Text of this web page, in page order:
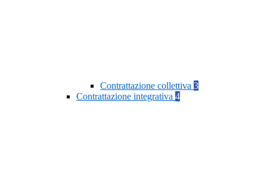
Contrattazione collettiva 3
Contrattazione integrativa 4